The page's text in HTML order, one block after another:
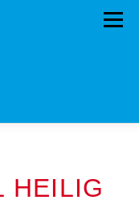
Menü
KONTAKT
HEILIG